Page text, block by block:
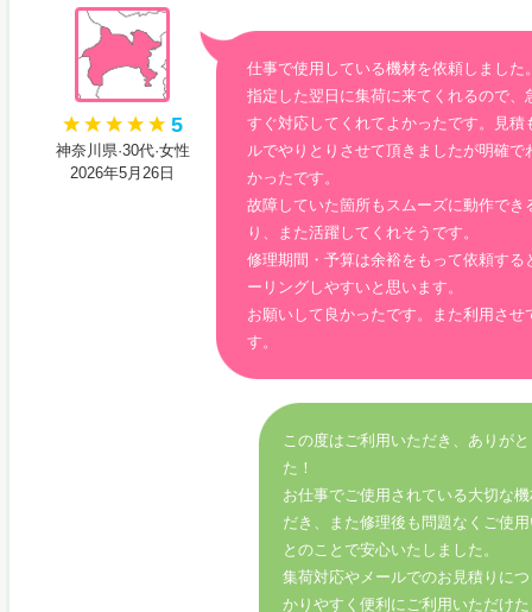
5
神奈川県·30代·女性
2026年5月26日
仕事で使用している機材を依頼しました
指定した翌日に集荷に来てくれるので、
すぐ対応してくれてよかったです。見積
ルでやりとりさせて頂きましたが明確で
かったです。
故障していた箇所もスムーズに動作でき
り、また活躍してくれそうです。
修理期間・予算は余裕をもって依頼する
ーリングしやすいと思います。
お願いして良かったです。また利用させ
す。
この度はご利用いただき、ありが
た！
お仕事でご使用されている大切な
だき、また修理後も問題なくご使
とのことで安心いたしました。
集荷対応やメールでのお見積りに
かりやすく便利にご利用いただけ